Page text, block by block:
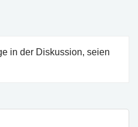
in der Diskussion, seien